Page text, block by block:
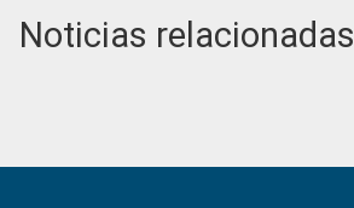
Noticias relacionadas